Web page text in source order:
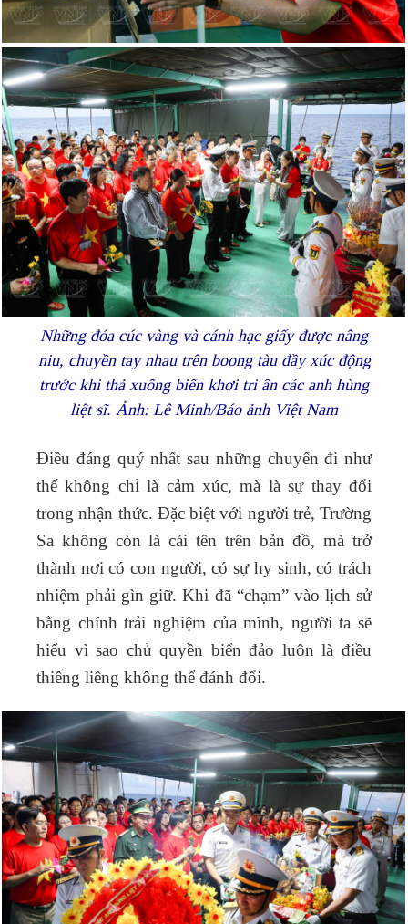
Những đóa cúc vàng và cánh hạc giấy được nâng
niu, chuyền tay nhau trên boong tàu đầy xúc động
trước khi thả xuống biển khơi tri ân các anh hùng
liệt sĩ. Ảnh: Lê Minh/Báo ảnh Việt Nam
Điều đáng quý nhất sau những chuyến đi như
thế không chỉ là cảm xúc, mà là sự thay đổi
trong nhận thức. Đặc biệt với người trẻ, Trường
Sa không còn là cái tên trên bản đồ, mà trở
thành nơi có con người, có sự hy sinh, có trách
nhiệm phải gìn giữ. Khi đã “chạm” vào lịch sử
bằng chính trải nghiệm của mình, người ta sẽ
hiểu vì sao chủ quyền biển đảo luôn là điều
thiêng liêng không thể đánh đổi.